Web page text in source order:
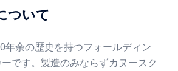
ついて
年余の歴史を持つフォールディン
です。製造のみならずカヌースク